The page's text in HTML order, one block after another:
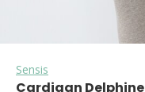
Sensis
Cardigan Delphine